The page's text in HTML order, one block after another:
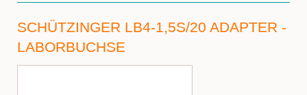
SCHÜTZINGER LB4-1,5S/20 ADAPTER -
LABORBUCHSE